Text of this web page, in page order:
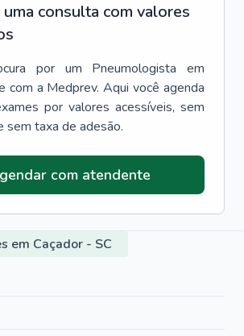
consulta com valores
por um Pneumologista
em
com a Medprev. Aqui você agenda
por valores acessíveis, sem
sem taxa de adesão.
com atendente
em Caçador - SC